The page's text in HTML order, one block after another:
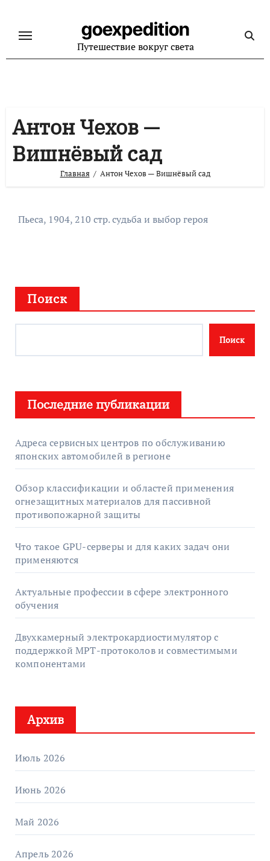
содержанию
goexpedition
Путешествие вокруг света
Антон Чехов —
Вишнёвый сад
Главная Антон Чехов — Вишнёвый сад
Пьеса, 1904, 210 стр. судьба и выбор героя
Поиск
Поиск
Последние публикации
Адреса сервисных центров по обслуживанию
японских автомобилей в регионе
Обзор классификации и областей применения
огнезащитных материалов для пассивной
противопожарной защиты
Что такое GPU-серверы и для каких задач они
применяются
Актуальные профессии в сфере электронного
обучения
Двухкамерный электрокардиостимулятор с
поддержкой МРТ-протоколов и совместимыми
компонентами
Архив
Июль 2026
Июнь 2026
Май 2026
Апрель 2026